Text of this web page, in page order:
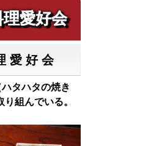
愛好会
愛好会
ハタハタの焼き
組んでいる。